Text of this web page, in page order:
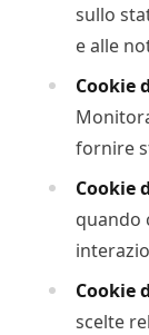
sullo
e alle
Cookie
fornire
Cookie
quando
Cookie
scelte